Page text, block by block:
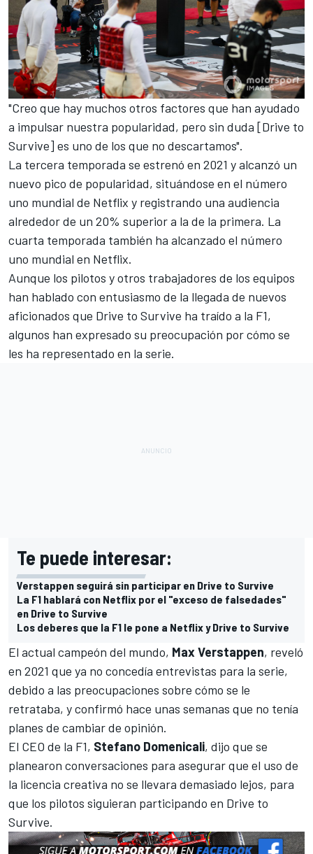
"Creo que hay muchos otros factores que han ayudado
a impulsar nuestra popularidad, pero sin duda [Drive to
Survive] es uno de los que no descartamos".
La tercera temporada se estrenó en 2021 y alcanzó un
nuevo pico de popularidad, situándose en el número
uno mundial de Netflix y registrando una audiencia
alrededor de un 20% superior a la de la primera. La
cuarta temporada también ha alcanzado el número
uno mundial en Netflix.
Aunque los pilotos y otros trabajadores de los equipos
han hablado con entusiasmo de la llegada de nuevos
aficionados que Drive to Survive ha traído a la F1,
algunos han expresado su preocupación por cómo se
les ha representado en la serie.
Te puede interesar:
Verstappen seguirá sin participar en Drive to Survive
La F1 hablará con Netflix por el "exceso de falsedades"
en Drive to Survive
Los deberes que la F1 le pone a Netflix y Drive to Survive
El actual campeón del mundo, Max Verstappen, reveló
en 2021 que ya no concedía entrevistas para la serie,
debido a las preocupaciones sobre cómo se le
retrataba, y confirmó hace unas semanas que no tenía
planes de cambiar de opinión.
El CEO de la F1, Stefano Domenicali, dijo que se
planearon conversaciones para asegurar que el uso de
la licencia creativa no se llevara demasiado lejos, para
que los pilotos siguieran participando en Drive to
Survive.